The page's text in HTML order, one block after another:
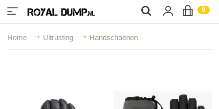
0;
Home Uitrusting Handschoenen